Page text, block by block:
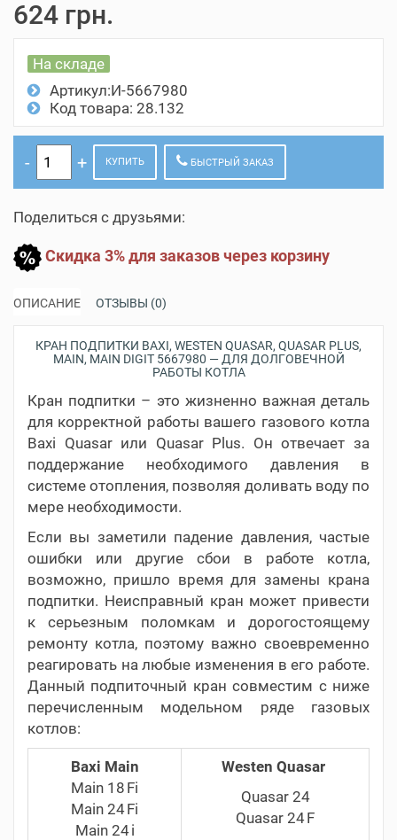
624 грн.
На складе
Артикул:И-5667980
Код товара: 28.132
КУПИТЬ БЫСТРЫЙ ЗАКАЗ
Поделиться с друзьями:
Скидка 3% для заказов через корзину
ОПИСАНИЕ ОТЗЫВЫ (0)
КРАН ПОДПИТКИ BAXI, WESTEN QUASAR, QUASAR PLUS,
MAIN, MAIN DIGIT 5667980 — ДЛЯ ДОЛГОВЕЧНОЙ
РАБОТЫ КОТЛА
Кран подпитки – это жизненно важная деталь
для корректной работы вашего газового котла
Baxi Quasar или Quasar Plus. Он отвечает за
поддержание необходимого давления в
системе отопления, позволяя доливать воду по
мере необходимости.
Если вы заметили падение давления, частые
ошибки или другие сбои в работе котла,
возможно, пришло время для замены крана
подпитки. Неисправный кран может привести
к серьезным поломкам и дорогостоящему
ремонту котла, поэтому важно своевременно
реагировать на любые изменения в его работе.
Данный подпиточный кран совместим с ниже
перечисленным модельном ряде газовых
котлов:
Baxi Main
Main 18 Fi
Main 24 Fi
Main 24 i
Westen Quasar
Quasar 24
Quasar 24 F